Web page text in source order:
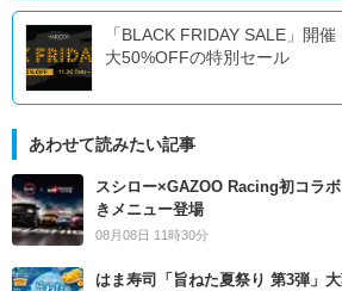
「BLACK FRIDAY SALE」開
大50%OFFの特別セール
あわせて読みたい記事
スシロー×GAZOO Racing初コラ
きメニュー登場
08月08日 11時30分
はま寿司「旨ねた夏祭り 第3弾」